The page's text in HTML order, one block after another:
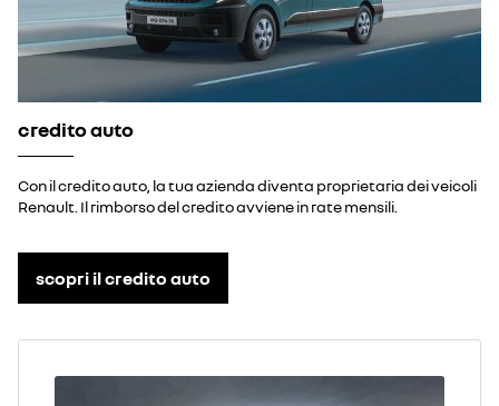
credito auto
Con il credito auto, la tua azienda diventa proprietaria dei veicoli
Renault. Il rimborso del credito avviene in rate mensili.
scopri il credito auto